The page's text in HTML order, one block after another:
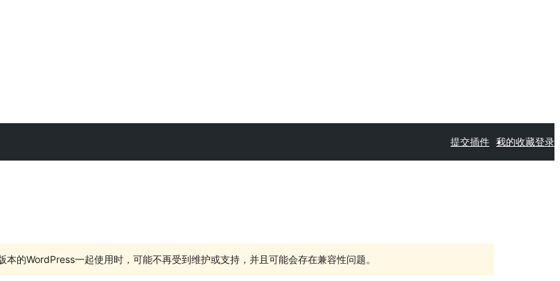
提交插件 我的收藏登录
本的WordPress一起使用时，可能不再受到维护或支持，并且可能会存在兼容性问题。